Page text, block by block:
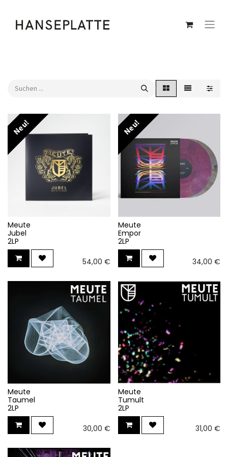
Neu!
Meute
Jubel
2LP
54,00 €
Neu!
Meute
Empor
2LP
34,00 €
Meute
Taumel
2LP
30,00 €
Meute
Tumult
2LP
31,00 €